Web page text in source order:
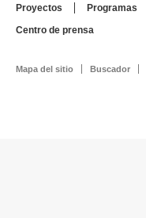
Proyectos Programas
Centro de prensa
Mapa del sitio Buscador